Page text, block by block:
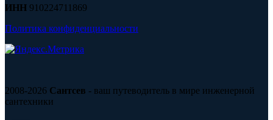
ИНН 910224711869
Политика конфиденциальности
2008-2026 Сантсев - ваш путеводитель в мире инженерной
сантехники